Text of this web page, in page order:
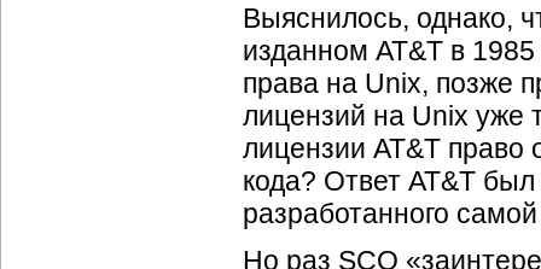
Выяснилось, однако,
изданном AT&T в
права на Unix, позже
лицензий на Unix уже
лицензии AT&T право
кода? Ответ AT&T был
разработанного самой
Но раз SCO